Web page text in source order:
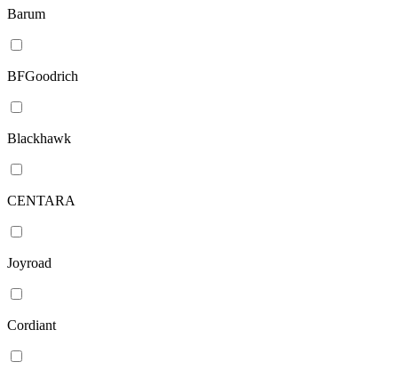
Barum
BFGoodrich
Blackhawk
CENTARA
Joyroad
Cordiant